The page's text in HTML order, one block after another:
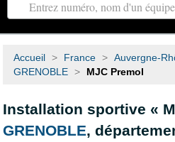
Accueil
Autour de moi
Toutes les régions
Contact
Accueil > France > Auvergne-
GRENOBLE > MJC Premol
Installation sportive «
GRENOBLE,